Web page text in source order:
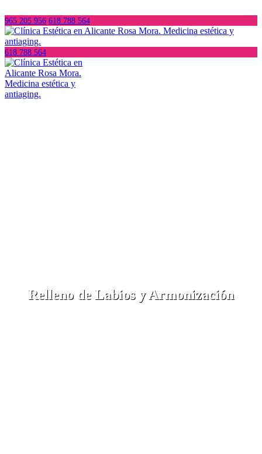
965 205 956 618 788 564
618 788 564
Relleno de Labios y Armonización